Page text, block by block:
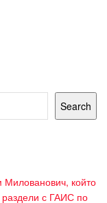
Search
който
раздели с ГАИС по